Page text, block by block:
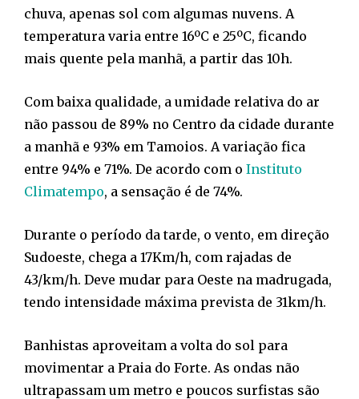
chuva, apenas sol com algumas nuvens. A
temperatura varia entre 16ºC e 25ºC, ficando
mais quente pela manhã, a partir das 10h.
Com baixa qualidade, a umidade relativa do ar
não passou de 89% no Centro da cidade durante
a manhã e 93% em Tamoios. A variação fica
entre 94% e 71%. De acordo com o Instituto
Climatempo, a sensação é de 74%.
Durante o período da tarde, o vento, em direção
Sudoeste, chega a 17Km/h, com rajadas de
43/km/h. Deve mudar para Oeste na madrugada,
tendo intensidade máxima prevista de 31km/h.
Banhistas aproveitam a volta do sol para
movimentar a Praia do Forte. As ondas não
ultrapassam um metro e poucos surfistas são